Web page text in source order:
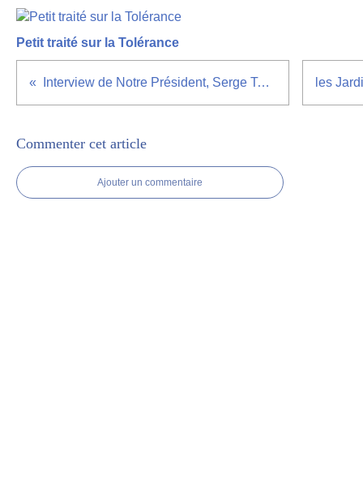
Petit traité sur la Tolérance
Interview de Notre Président, Serge Tonoli sur la chaîne de Télévision TL7
Commenter cet article
Ajouter un commentaire